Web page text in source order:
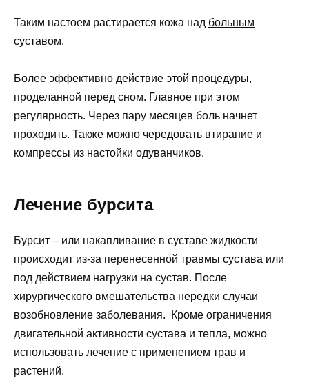
Таким настоем растирается кожа над больным
суставом.
Более эффективно действие этой процедуры,
проделанной перед сном. Главное при этом
регулярность. Через пару месяцев боль начнет
проходить. Также можно чередовать втирание и
компрессы из настойки одуванчиков.
Лечение бурсита
Бурсит – или накапливание в суставе жидкости
происходит из-за перенесенной травмы сустава или
под действием нагрузки на сустав. После
хирургического вмешательства нередки случаи
возобновление заболевания. Кроме ограничения
двигательной активности сустава и тепла, можно
использовать лечение с применением трав и
растений.